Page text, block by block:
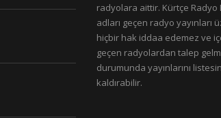
radyolara aittir. Kürtçe Radyo
adları geçen radyo yayınları
hiçbir hak iddaa edemez ve
geçen radyolardan talep
durumunda yayınlarını
kaldırabilir.